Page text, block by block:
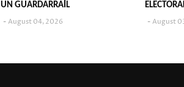
UN GUARDARRAÍL
August 04, 2026
August